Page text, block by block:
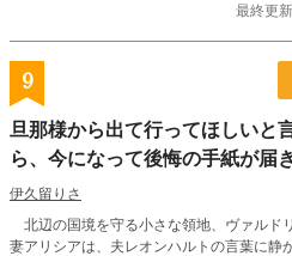
最終更
9
旦那様から出て行ってほしいと
ら、今になって後悔の手紙が届
伊久留りさ
北辺の国境を守る小さな領地、ヴァルド
妻アリシアは、夫レオンハルトの言葉に静